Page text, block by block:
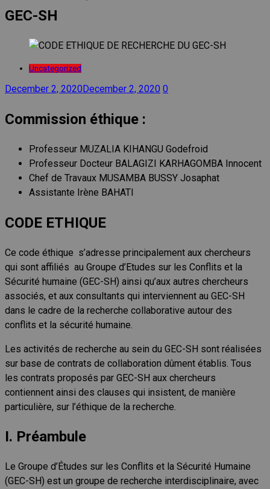
GEC-SH
Uncategorized
December 2, 2020December 2, 2020 0
Commission éthique :
Professeur MUZALIA KIHANGU Godefroid
Professeur Docteur BALAGIZI KARHAGOMBA Innocent
Chef de Travaux MUSAMBA BUSSY Josaphat
Assistante Irène BAHATI
CODE ETHIQUE
Ce code éthique s’adresse principalement aux chercheurs
qui sont affiliés au Groupe d’Etudes sur les Conflits et la
Sécurité humaine (GEC-SH) ainsi qu’aux autres chercheurs
associés, et aux consultants qui interviennent au GEC-SH
dans le cadre de la recherche collaborative autour des
conflits et la sécurité humaine.
Les activités de recherche au sein du GEC-SH sont réalisées
sur base de contrats de collaboration dûment établis. Tous
les contrats proposés par GEC-SH aux chercheurs
contiennent ainsi des clauses qui insistent, de manière
particulière, sur l’éthique de la recherche.
I. Préambule
Le Groupe d’Études sur les Conflits et la Sécurité Humaine
(GEC-SH) est un groupe de recherche interdisciplinaire, avec